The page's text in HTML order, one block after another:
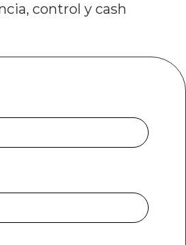
control y cash